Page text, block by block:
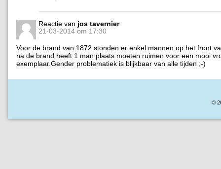
Reactie van jos tavernier
21-03-2014 om 17:30
Voor de brand van 1872 stonden er enkel mannen op het front
na de brand heeft 1 man plaats moeten ruimen voor een mooi
exemplaar.Gender problematiek is blijkbaar van alle tijden ;-)
©